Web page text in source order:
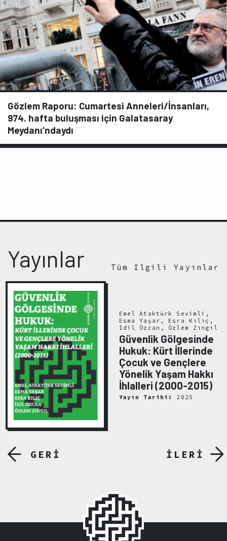
Gözlem Raporu: Cumartesi Anneleri/İnsanları,
974. hafta buluşması için Galatasaray
Meydanı’ndaydı
Yayınlar Tüm İlgili Yayınlar
GERİ
Emel Ataktürk Sevimli,
Esma Yaşar, Esra Kılıç,
İdil Özcan, Özlem Zıngıl
Güvenlik Gölgesinde
Hukuk: Kürt İllerinde
Çocuk ve Gençlere
Yönelik Yaşam Hakkı
İhlalleri (2000-2015)
Yayın Tarihi: 2025
İLERİ